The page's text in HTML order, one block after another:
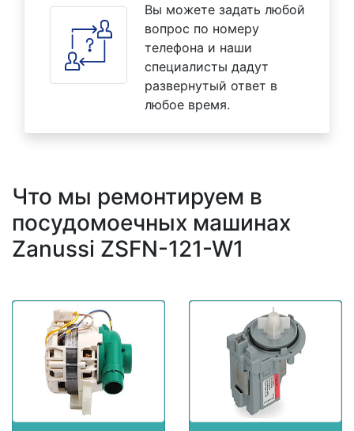
Вы можете задать любой
вопрос по номеру
телефона и наши
специалисты дадут
развернутый ответ в
любое время.
Что мы ремонтируем в
посудомоечных машинах
Zanussi ZSFN-121-W1